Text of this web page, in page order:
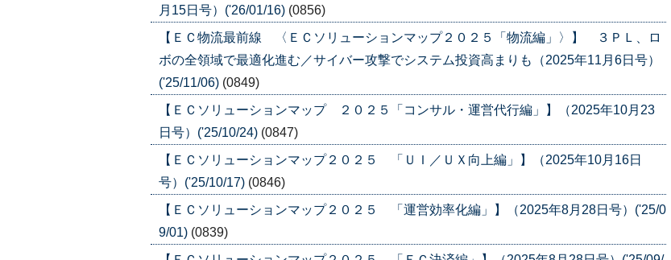
月15日号）('26/01/16) (0856)
【ＥＣ物流最前線 〈ＥＣソリューションマップ２０２５「物流編」〉】 ３ＰＬ、ロ
ボの全領域で最適化進む／サイバー攻撃でシステム投資高まりも（2025年11月6日号）
('25/11/06) (0849)
【ＥＣソリューションマップ ２０２５「コンサル・運営代行編」】（2025年10月23
日号）('25/10/24) (0847)
【ＥＣソリューションマップ２０２５ 「ＵＩ／ＵＸ向上編」】（2025年10月16日
号）('25/10/17) (0846)
【ＥＣソリューションマップ２０２５ 「運営効率化編」】（2025年8月28日号）('25/0
9/01) (0839)